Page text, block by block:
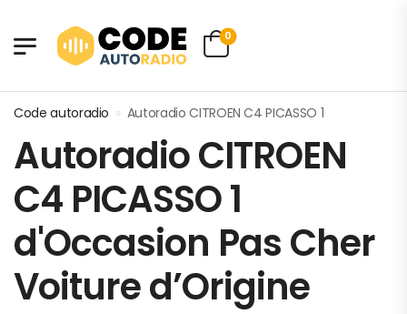
0
Code autoradio » Autoradio CITROEN C4 PICASSO 1
Autoradio CITROEN
C4 PICASSO 1
d'Occasion Pas Cher
Voiture d’Origine